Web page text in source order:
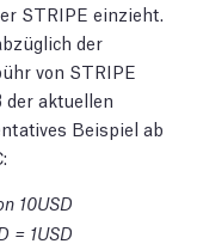
STRIPE einzieht.
der
von STRIPE
der aktuellen
Beispiel ab
10USD
= 1USD